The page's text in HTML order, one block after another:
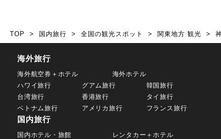
TOP 国内旅行 全国の観光スポット 関東地方 観光
海外旅行
海外航空券＋ホテル
海外ホテル
ハワイ旅行
グアム旅行
韓国旅行
台湾旅行
香港旅行
タイ旅行
ベトナム旅行
アメリカ旅行 フランス旅行
国内旅行
国内ホテル・旅館 レンタカー＋ホテル